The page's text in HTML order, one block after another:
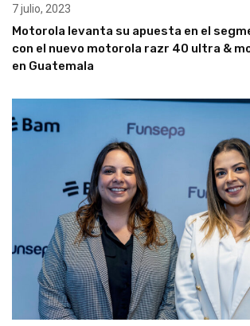
7 julio, 2023
Motorola levanta su apuesta en el
con el nuevo motorola razr 40 ultra &
en Guatemala